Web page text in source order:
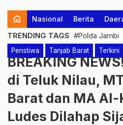
home Nasional Berita
TRENDING TAGS #Polda Jambi
Peristiwa Tanjab Barat Terkini
BREAKING
di Teluk Nilau,
Barat dan MA
Ludes Dilahap